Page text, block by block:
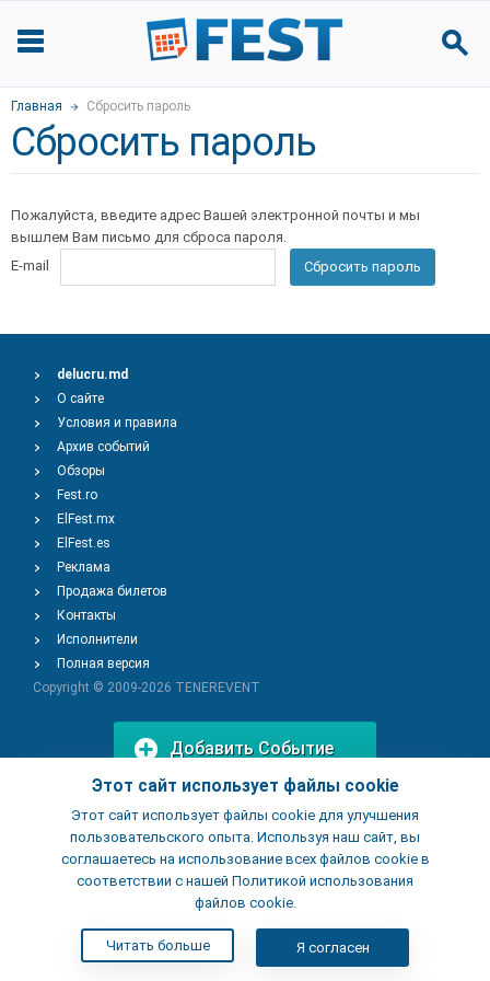
Главная Сбросить пароль
Сбросить пароль
Пожалуйста, введите адрес Вашей электронной почты и мы
вышлем Вам письмо для сброса пароля.
E-mail
Сбросить пароль
Этот сайт использует файлы cookie
Этот сайт использует файлы cookie для улучшения
пользовательского опыта. Используя наш сайт, вы
соглашаетесь на использование всех файлов cookie в
соответствии с нашей Политикой использования
файлов cookie.
Читать больше Я согласен
delucru.md
О сайте
Условия и правила
Архив событий
Обзоры
Fest.ro
ElFest.mx
ElFest.es
Реклама
Продажа билетов
Контакты
Исполнители
Полная версия
Copyright © 2009-2026 TENEREVENT
Добавить Событие
Добавить Заведение